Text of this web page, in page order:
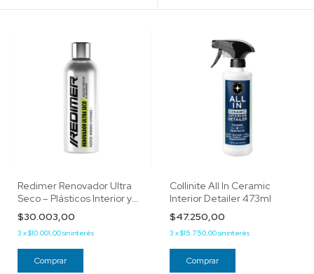
Redimer Renovador Ultra
Seco – Plásticos Interior y
exterior
$30.003,00
3 x$10.001,00sin interés
Collinite All In Ceramic
Interior Detailer 473ml
$47.250,00
3 x$15.750,00sin interés